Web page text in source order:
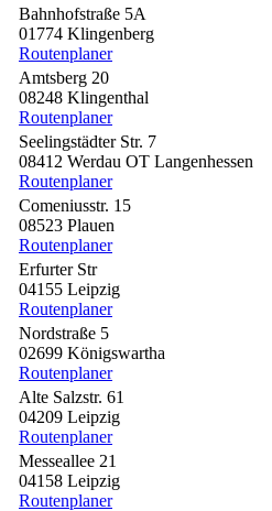
Bahnhofstraße 5A
01774 Klingenberg
Routenplaner
Amtsberg 20
08248 Klingenthal
Routenplaner
Seelingstädter Str. 7
08412 Werdau OT Langenhessen
Routenplaner
Comeniusstr. 15
08523 Plauen
Routenplaner
Erfurter Str
04155 Leipzig
Routenplaner
Nordstraße 5
02699 Königswartha
Routenplaner
Alte Salzstr. 61
04209 Leipzig
Routenplaner
Messeallee 21
04158 Leipzig
Routenplaner